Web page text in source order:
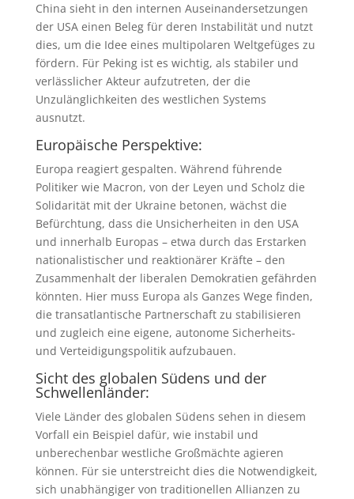
China sieht in den internen Auseinandersetzungen
der USA einen Beleg für deren Instabilität und nutzt
dies, um die Idee eines multipolaren Weltgefüges zu
fördern. Für Peking ist es wichtig, als stabiler und
verlässlicher Akteur aufzutreten, der die
Unzulänglichkeiten des westlichen Systems
ausnutzt.
Europäische Perspektive:
Europa reagiert gespalten. Während führende
Politiker wie Macron, von der Leyen und Scholz die
Solidarität mit der Ukraine betonen, wächst die
Befürchtung, dass die Unsicherheiten in den USA
und innerhalb Europas – etwa durch das Erstarken
nationalistischer und reaktionärer Kräfte – den
Zusammenhalt der liberalen Demokratien gefährden
könnten. Hier muss Europa als Ganzes Wege finden,
die transatlantische Partnerschaft zu stabilisieren
und zugleich eine eigene, autonome Sicherheits-
und Verteidigungspolitik aufzubauen.
Sicht des globalen Südens und der
Schwellenländer:
Viele Länder des globalen Südens sehen in diesem
Vorfall ein Beispiel dafür, wie instabil und
unberechenbar westliche Großmächte agieren
können. Für sie unterstreicht dies die Notwendigkeit,
sich unabhängiger von traditionellen Allianzen zu